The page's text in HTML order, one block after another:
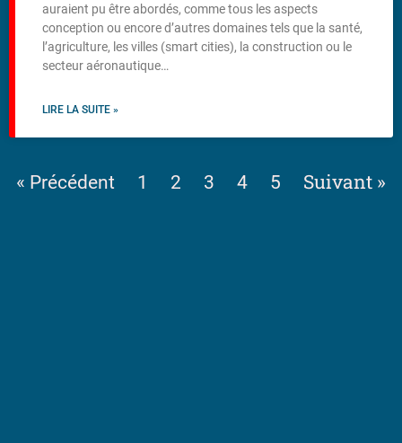
auraient pu être abordés, comme tous les aspects
conception ou encore d’autres domaines tels que la santé,
l’agriculture, les villes (smart cities), la construction ou le
secteur aéronautique…
LIRE LA SUITE »
« Précédent 1 2 3 4 5 Suivant »